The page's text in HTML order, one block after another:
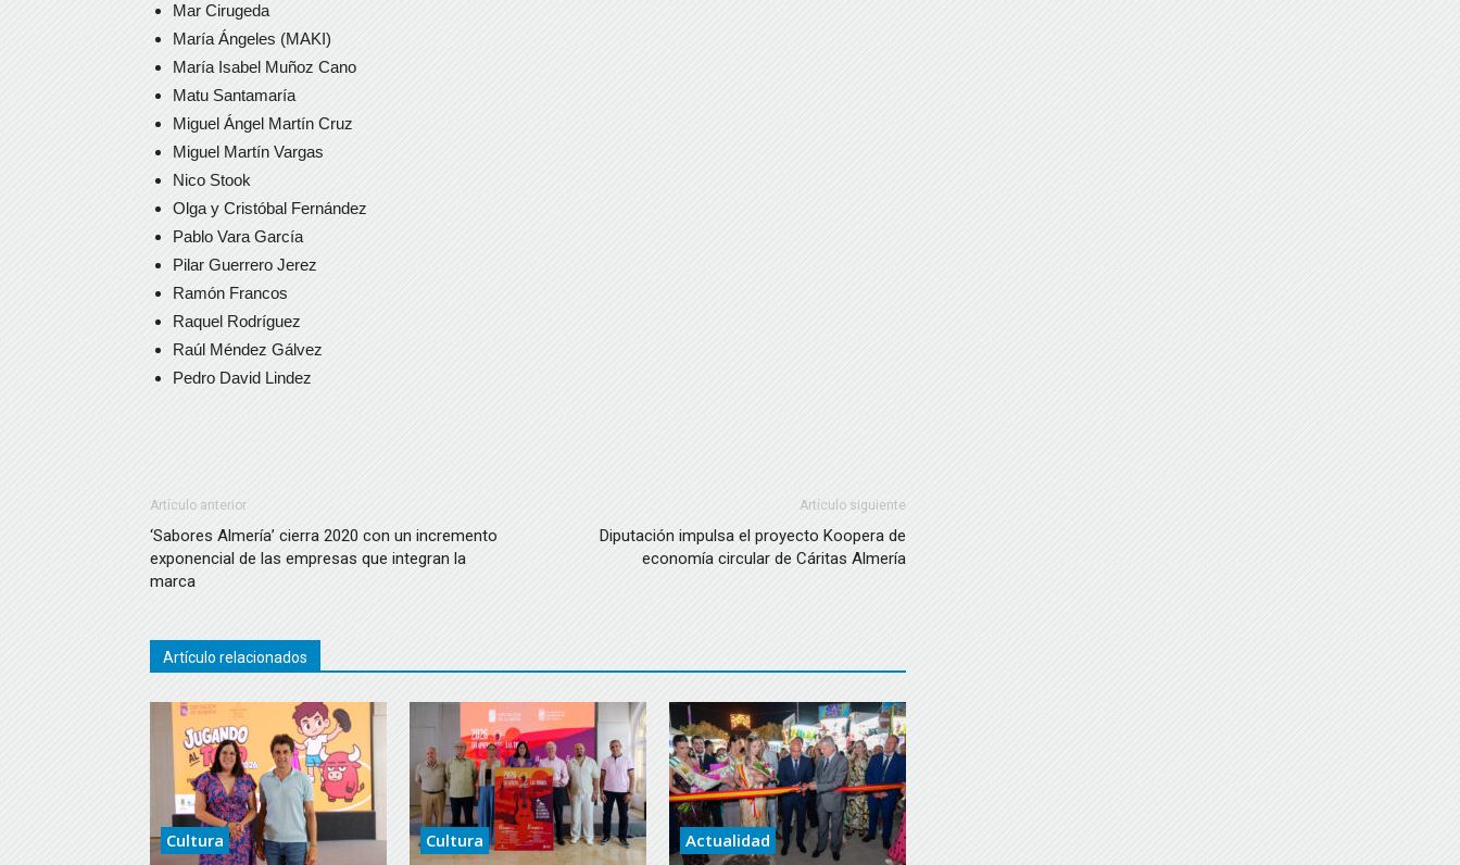
Mar Cirugeda
María Ángeles (MAKI)
María Isabel Muñoz Cano
Matu Santamaría
Miguel Ángel Martín Cruz
Miguel Martín Vargas
Nico Stook
Olga y Cristóbal Fernández
Pablo Vara García
Pilar Guerrero Jerez
Ramón Francos
Raquel Rodríguez
Raúl Méndez Gálvez
Pedro David Lindez
Artículo anterior
‘Sabores Almería’ cierra 2020 con un incremento
exponencial de las empresas que integran la
marca
Artículo siguiente
Diputación impulsa el proyecto Koopera de
economía circular de Cáritas Almería
Artículo relacionados
Cultura Cultura Actualidad